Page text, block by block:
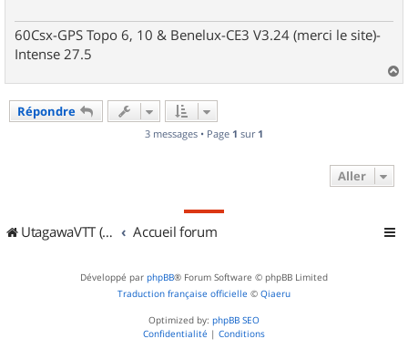
60Csx-GPS Topo 6, 10 & Benelux-CE3 V3.24 (merci le site)-
Intense 27.5
a
Répondre
3 messages • Page 1 sur 1
Aller
UtagawaVTT (Randos VTT et VTTAE avec traces GPS) Accueil forum
Développé par phpBB® Forum Software © phpBB Limited
Traduction française officielle © Qiaeru
Optimized by: phpBB SEO
Confidentialité | Conditions